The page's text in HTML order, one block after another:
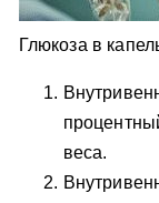
Глюкоза в
веса.